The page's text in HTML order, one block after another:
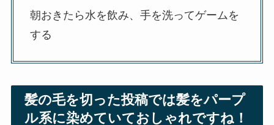
朝おきたら水を飲み、手を洗ってゲームを
する
髪の毛を切った投稿では髪をパープ
ル系に染めていておしゃれですね！